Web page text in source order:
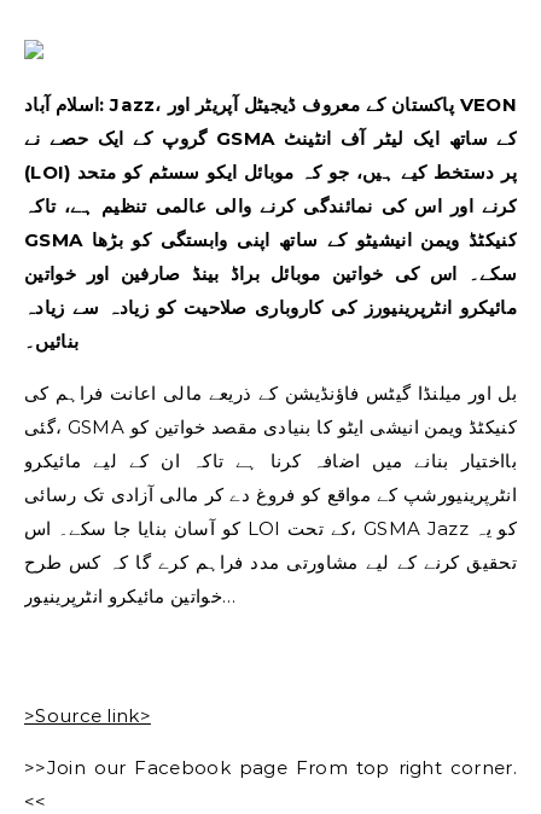
اسلام آباد: Jazz، پاکستان کے معروف ڈیجیٹل آپریٹر اور VEON
گروپ کے ایک حصے نے GSMA کے ساتھ ایک لیٹر آف انٹینٹ
(LOI) پر دستخط کیے ہیں، جو کہ موبائل ایکو سسٹم کو متحد
کرنے اور اس کی نمائندگی کرنے والی عالمی تنظیم ہے، تاکہ
GSMA کنیکٹڈ ویمن انیشیٹو کے ساتھ اپنی وابستگی کو بڑھا
سکے۔ اس کی خواتین موبائل براڈ بینڈ صارفین اور خواتین
مائیکرو انٹرپرینیورز کی کاروباری صلاحیت کو زیادہ سے زیادہ
بنائیں۔
بل اور میلنڈا گیٹس فاؤنڈیشن کے ذریعے مالی اعانت فراہم کی
گئی، GSMA کنیکٹڈ ویمن انیشی ایٹو کا بنیادی مقصد خواتین کو
بااختیار بنانے میں اضافہ کرنا ہے تاکہ ان کے لیے مائیکرو
انٹرپرینیورشپ کے مواقع کو فروغ دے کر مالی آزادی تک رسائی
کو آسان بنایا جا سکے۔ اس LOI کے تحت، GSMA Jazz کو یہ
تحقیق کرنے کے لیے مشاورتی مدد فراہم کرے گا کہ کس طرح
خواتین مائیکرو انٹرپرینیور…
>Source link>
>>Join our Facebook page From top right corner.
<<